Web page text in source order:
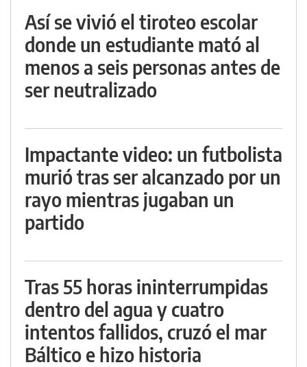
Así se vivió el tiroteo escolar
donde un estudiante mató al
menos a seis personas antes de
ser neutralizado
Impactante video: un futbolista
murió tras ser alcanzado por un
rayo mientras jugaban un
partido
Tras 55 horas ininterrumpidas
dentro del agua y cuatro
intentos fallidos, cruzó el mar
Báltico e hizo historia